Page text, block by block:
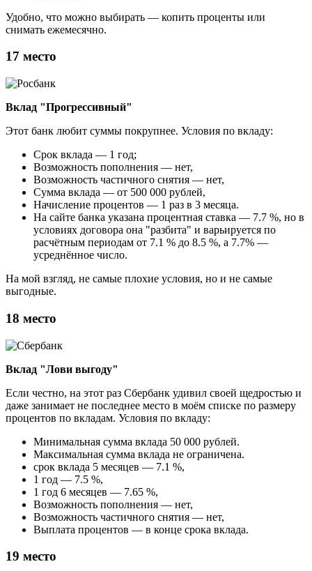
Удобно, что можно выбирать — копить проценты или
снимать ежемесячно.
17 место
Вклад "Прогрессивный"
Этот банк любит суммы покрупнее. Условия по вкладу:
Срок вклада — 1 год;
Возможность пополнения — нет,
Возможность частичного снятия — нет,
Сумма вклада — от 500 000 рублей,
Начисление процентов — 1 раз в 3 месяца.
На сайте банка указана процентная ставка — 7.7 %, но в
условиях договора она "разбита" и варьируется по
расчётным периодам от 7.1 % до 8.5 %, а 7.7% —
усреднённое число.
На мой взгляд, не самые плохие условия, но и не самые
выгодные.
18 место
Вклад "Лови выгоду"
Если честно, на этот раз Сбербанк удивил своей щедростью и
даже занимает не последнее место в моём списке по размеру
процентов по вкладам. Условия по вкладу:
Минимальная сумма вклада 50 000 рублей.
Максимальная сумма вклада не ограничена.
срок вклада 5 месяцев — 7.1 %,
1 год — 7.5 %,
1 год 6 месяцев — 7.65 %,
Возможность пополнения — нет,
Возможность частичного снятия — нет,
Выплата процентов — в конце срока вклада.
19 место